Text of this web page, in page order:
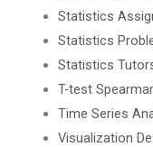
Statistics
Statistics
Statistics
T-test
Time Series
Visualization